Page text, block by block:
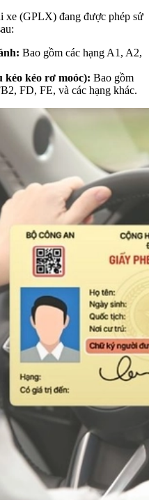
xe (GPLX) đang được phép sử
Bao gồm các hạng A1, A2,
kéo kéo rơ moóc): Bao gồm
FD, FE, và các hạng khác.